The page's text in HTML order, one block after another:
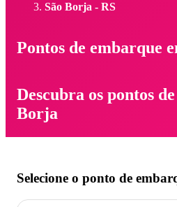
São Borja - RS
Pontos de embarque
Descubra os pontos
Borja
Selecione o ponto de